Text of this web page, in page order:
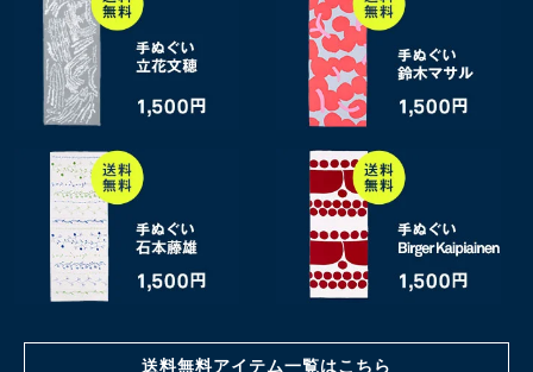
送料無料アイテム一覧はこちら